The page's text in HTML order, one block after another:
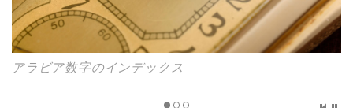
アラビア数字のインデックス